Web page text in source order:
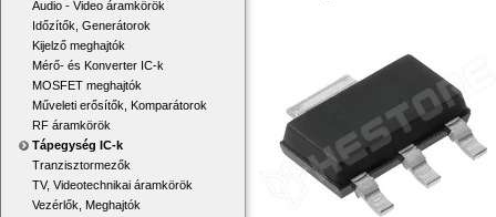
Audio - Video áramkörök
Időzítők, Generátorok
Kijelző meghajtók
Mérő- és Konverter IC-k
MOSFET meghajtók
Műveleti erősítők, Komparátorok
RF áramkörök
Tápegység IC-k
Tranzisztormezők
TV, Videotechnikai áramkörök
Vezérlők, Meghajtók